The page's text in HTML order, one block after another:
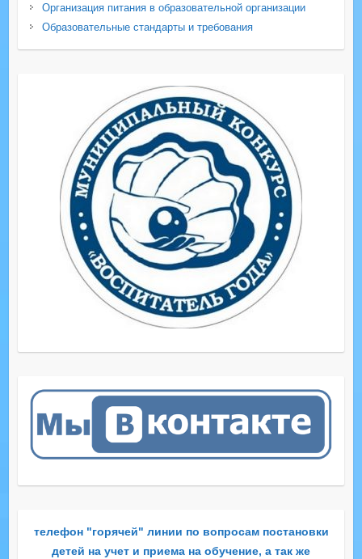
Организация питания в образовательной организации
Образовательные стандарты и требования
телефон "горячей" линии по вопросам постановки
детей на учет и приема на обучение, а так же